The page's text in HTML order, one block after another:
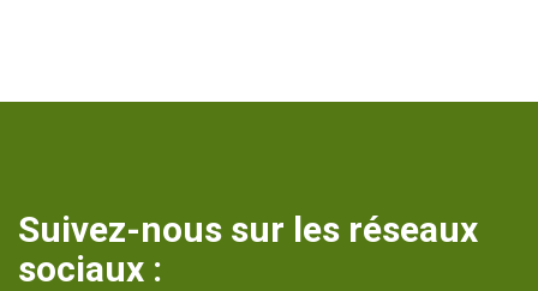
Suivez-nous sur les réseaux
sociaux :